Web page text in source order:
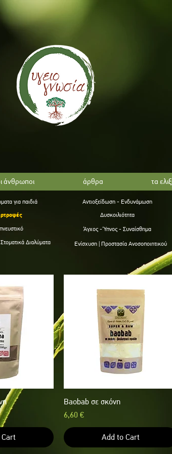
άνθρωποι άρθρα τα
για παιδιά
Διαλύματα
Αντιοξείδωση - Ενδυνάμωση
Δυσκοιλιότητα
Άγχος - Ύπνος - Συναίσθημα
Ενίσχυση | Προστασία Ανοσοποιητικού
Quick View
Baobab σε σκόνη
Price
6,60 €
Add to Cart